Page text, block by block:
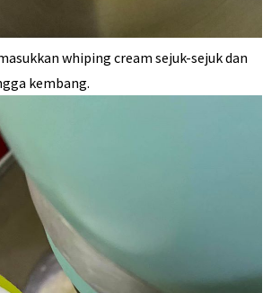
whiping cream sejuk-sejuk dan
kembang.